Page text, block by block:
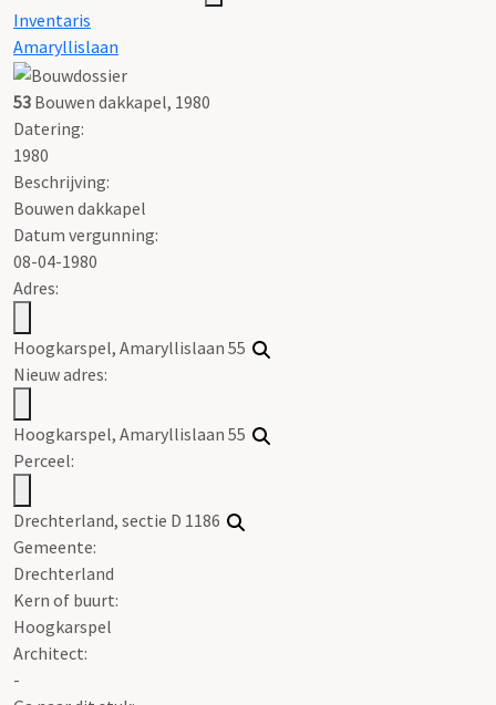
Inventaris
Amaryllislaan
53 Bouwen dakkapel, 1980
Datering:
1980
Beschrijving:
Bouwen dakkapel
Datum vergunning:
08-04-1980
Adres:
Hoogkarspel, Amaryllislaan 55
Nieuw adres:
Hoogkarspel, Amaryllislaan 55
Perceel:
Drechterland, sectie D 1186
Gemeente:
Drechterland
Kern of buurt:
Hoogkarspel
Architect:
-